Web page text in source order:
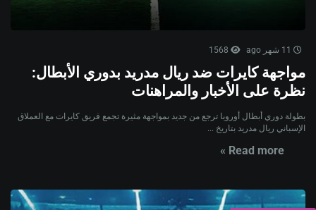
مواجهة كايرات ضد ريال مدريد بدوري الأبطال:
نظرة على الأخبار والمراهنات
بطولة دوري أبطال أوروبا ترجع من جديد بمواجهة مثيرة تجمع فريق كايرات مع العملاق
الإسباني ريال مدريد بتاريخ ...
Read more »